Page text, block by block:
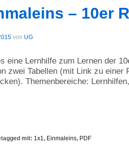
– 10er
von UG
eine Lernhilfe zum Lernen der
zwei Tabellen (mit Link zu einer
Themenbereiche:
mit: 1x1, Einmaleins, PDF